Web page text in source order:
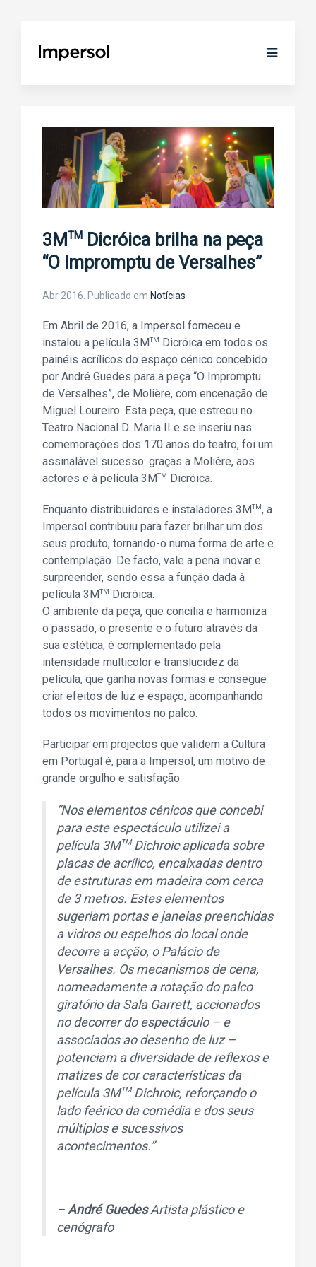
3M TM
Dicróica brilha na peça
“O Impromptu de Versalhes”
Abr 2016 . Publicado em Notícias
Em Abril de 2016, a Impersol forneceu e
instalou a película 3MTM Dicróica em todos os
painéis acrílicos do espaço cénico concebido
por André Guedes para a peça “O Impromptu
de Versalhes”, de Molière, com encenação de
Miguel Loureiro. Esta peça, que estreou no
Teatro Nacional D. Maria II e se inseriu nas
comemorações dos 170 anos do teatro, foi um
assinalável sucesso: graças a Molière, aos
actores e à película 3MTM Dicróica.
Enquanto distribuidores e instaladores 3MTM, a
Impersol contribuiu para fazer brilhar um dos
seus produto, tornando-o numa forma de arte e
contemplação. De facto, vale a pena inovar e
surpreender, sendo essa a função dada à
película 3MTM Dicróica.
O ambiente da peça, que concilia e harmoniza
o passado, o presente e o futuro através da
sua estética, é complementado pela
intensidade multicolor e translucidez da
película, que ganha novas formas e consegue
criar efeitos de luz e espaço, acompanhando
todos os movimentos no palco.
Participar em projectos que validem a Cultura
em Portugal é, para a Impersol, um motivo de
grande orgulho e satisfação.
“Nos elementos cénicos que concebi
para este espectáculo utilizei a
película 3MTMDichroic aplicada sobre
placas de acrílico, encaixadas dentro
de estruturas em madeira com cerca
de 3 metros. Estes elementos
sugeriam portas e janelas preenchidas
a vidros ou espelhos do local onde
decorre a acção, o Palácio de
Versalhes. Os mecanismos de cena,
nomeadamente a rotação do palco
giratório da Sala Garrett, accionados
no decorrer do espectáculo – e
associados ao desenho de luz –
potenciam a diversidade de reflexos e
matizes de cor características da
película 3MTMDichroic, reforçando o
lado feérico da comédia e dos seus
múltiplos e sucessivos
acontecimentos.”
–André GuedesArtista plástico e
cenógrafo